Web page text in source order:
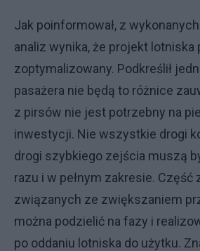
Jak poinformował, z
analiz wynika, że projekt
zoptymalizowany. Podkreślił
pasażera nie będą to różnice
z pirsów nie jest potrzebny na
inwestycji. Nie wszystkie drogi
drogi szybkiego zejścia muszą
razu i w pełnym zakresie.
związanych ze zwiększaniem
można podzielić na fazy i
po oddaniu lotniska do użytku.